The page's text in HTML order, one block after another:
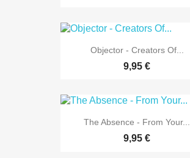
Objector - Creators Of...
9,95 €
The Absence - From Your...
9,95 €